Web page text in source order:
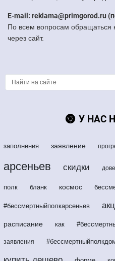
E-mail: reklama@primgorod.ru
По всем вопросам обращаться
через сайт.
У НАС
заполнения заявление
арсеньев скидки
полк бланк космос
#бессмертныйполкарсеньев
расписание как
заявления